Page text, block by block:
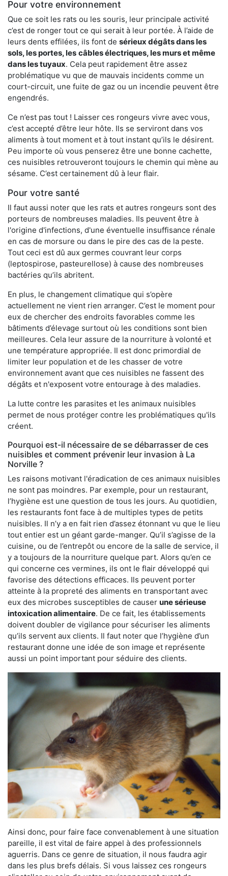
Pour votre environnement
Que ce soit les rats ou les souris, leur principale activité
c’est de ronger tout ce qui serait à leur portée. À l’aide de
leurs dents effilées, ils font de sérieux dégâts dans les
sols, les portes, les câbles électriques, les murs et même
dans les tuyaux. Cela peut rapidement être assez
problématique vu que de mauvais incidents comme un
court-circuit, une fuite de gaz ou un incendie peuvent être
engendrés.
Ce n’est pas tout ! Laisser ces rongeurs vivre avec vous,
c’est accepté d’être leur hôte. Ils se serviront dans vos
aliments à tout moment et à tout instant qu’ils le désirent.
Peu importe où vous penserez être une bonne cachette,
ces nuisibles retrouveront toujours le chemin qui mène au
sésame. C’est certainement dû à leur flair.
Pour votre santé
Il faut aussi noter que les rats et autres rongeurs sont des
porteurs de nombreuses maladies. Ils peuvent être à
l'origine d'infections, d'une éventuelle insuffisance rénale
en cas de morsure ou dans le pire des cas de la peste.
Tout ceci est dû aux germes couvrant leur corps
(leptospirose, pasteurellose) à cause des nombreuses
bactéries qu’ils abritent.
En plus, le changement climatique qui s’opère
actuellement ne vient rien arranger. C’est le moment pour
eux de chercher des endroits favorables comme les
bâtiments d’élevage surtout où les conditions sont bien
meilleures. Cela leur assure de la nourriture à volonté et
une température appropriée. Il est donc primordial de
limiter leur population et de les chasser de votre
environnement avant que ces nuisibles ne fassent des
dégâts et n'exposent votre entourage à des maladies.
La lutte contre les parasites et les animaux nuisibles
permet de nous protéger contre les problématiques qu'ils
créent.
Pourquoi est-il nécessaire de se débarrasser de ces
nuisibles et comment prévenir leur invasion à La
Norville ?
Les raisons motivant l'éradication de ces animaux nuisibles
ne sont pas moindres. Par exemple, pour un restaurant,
l’hygiène est une question de tous les jours. Au quotidien,
les restaurants font face à de multiples types de petits
nuisibles. Il n’y a en fait rien d’assez étonnant vu que le lieu
tout entier est un géant garde-manger. Qu’il s’agisse de la
cuisine, ou de l’entrepôt ou encore de la salle de service, il
y a toujours de la nourriture quelque part. Alors qu’en ce
qui concerne ces vermines, ils ont le flair développé qui
favorise des détections efficaces. Ils peuvent porter
atteinte à la propreté des aliments en transportant avec
eux des microbes susceptibles de causer une sérieuse
intoxication alimentaire. De ce fait, les établissements
doivent doubler de vigilance pour sécuriser les aliments
qu’ils servent aux clients. Il faut noter que l’hygiène d’un
restaurant donne une idée de son image et représente
aussi un point important pour séduire des clients.
Ainsi donc, pour faire face convenablement à une situation
pareille, il est vital de faire appel à des professionnels
aguerris. Dans ce genre de situation, il nous faudra agir
dans les plus brefs délais. Si vous laissez ces rongeurs